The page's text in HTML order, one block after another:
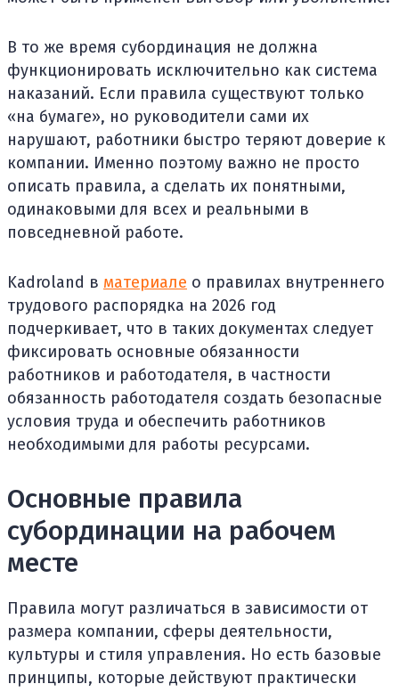
В то же время субординация не должна
функционировать исключительно как система
наказаний. Если правила существуют только
«на бумаге», но руководители сами их
нарушают, работники быстро теряют доверие к
компании. Именно поэтому важно не просто
описать правила, а сделать их понятными,
одинаковыми для всех и реальными в
повседневной работе.
Kadroland в материале о правилах внутреннего
трудового распорядка на 2026 год
подчеркивает, что в таких документах следует
фиксировать основные обязанности
работников и работодателя, в частности
обязанность работодателя создать безопасные
условия труда и обеспечить работников
необходимыми для работы ресурсами.
Основные правила
субординации на рабочем
месте
Правила могут различаться в зависимости от
размера компании, сферы деятельности,
культуры и стиля управления. Но есть базовые
принципы, которые действуют практически